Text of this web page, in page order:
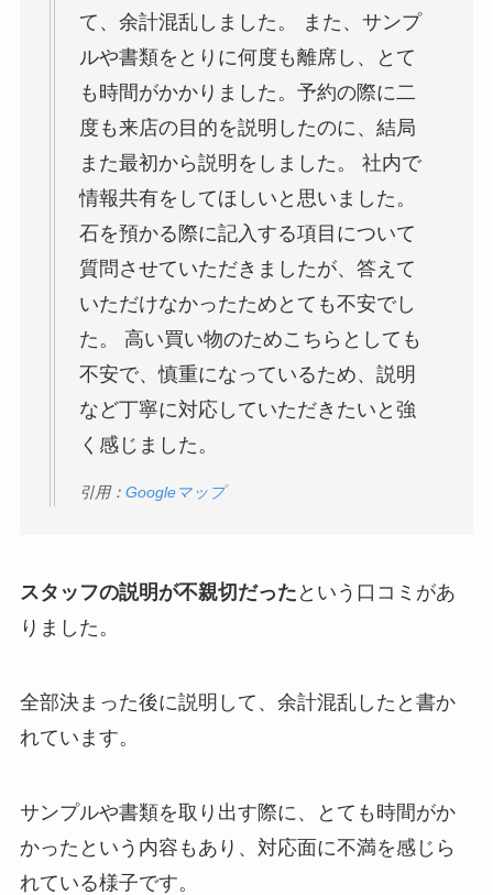
て、余計混乱しました。 また、サンプ
ルや書類をとりに何度も離席し、とて
も時間がかかりました。予約の際に二
度も来店の目的を説明したのに、結局
また最初から説明をしました。 社内で
情報共有をしてほしいと思いました。
石を預かる際に記入する項目について
質問させていただきましたが、答えて
いただけなかったためとても不安でし
た。 高い買い物のためこちらとしても
不安で、慎重になっているため、説明
など丁寧に対応していただきたいと強
く感じました。
引用： Googleマップ
スタッフの説明が不親切だった という口コミがあ
りました。
全部決まった後に説明して、余計混乱したと書か
れています。
サンプルや書類を取り出す際に、とても時間がか
かったという内容もあり、対応面に不満を感じら
れている様子です。